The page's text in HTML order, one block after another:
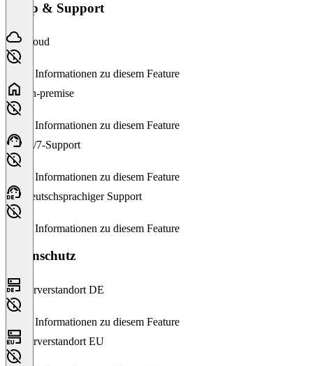
Setup & Support
Cloud
Keine Informationen zu diesem Feature
On-premise
Keine Informationen zu diesem Feature
24/7-Support
Keine Informationen zu diesem Feature
Deutschsprachiger Support
Keine Informationen zu diesem Feature
Datenschutz
Serverstandort DE
Keine Informationen zu diesem Feature
Serverstandort EU